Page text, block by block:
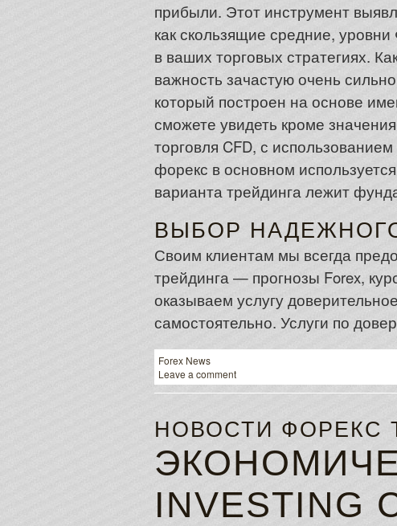
прибыли. Этот инструмент
как скользящие средние,
в ваших торговых стратегиях.
важность зачастую очень
который построен на основе
сможете увидеть кроме
торговля CFD, с
форекс в основном
варианта трейдинга лежит
ВЫБОР
Своим клиентам мы всегда
трейдинга — прогнозы Forex,
оказываем услугу
самостоятельно. Услуги по
Forex News
Leave a comment
НОВОСТИ ФОРЕКС
INVESTING